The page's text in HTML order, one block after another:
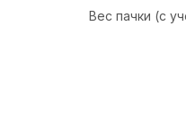
Вес пачки (с